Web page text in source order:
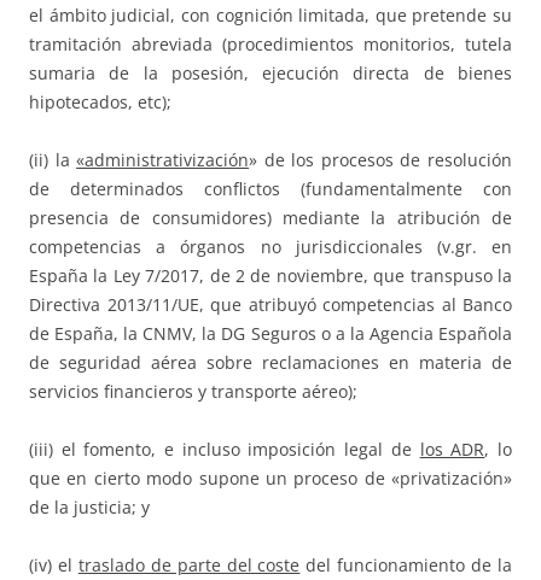
el ámbito judicial, con cognición limitada, que pretende su
tramitación abreviada (procedimientos monitorios, tutela
sumaria de la posesión, ejecución directa de bienes
hipotecados, etc);
(ii) la«administrativización» de los procesos de resolución
de determinados conflictos (fundamentalmente con
presencia de consumidores) mediante la atribución de
competencias a órganos no jurisdiccionales (v.gr. en
España la Ley 7/2017, de 2 de noviembre, que transpuso la
Directiva 2013/11/UE, que atribuyó competencias al Banco
de España, la CNMV, la DG Seguros o a la Agencia Española
de seguridad aérea sobre reclamaciones en materia de
servicios financieros y transporte aéreo);
(iii) el fomento, e incluso imposición legal de los ADR, lo
que en cierto modo supone un proceso de «privatización»
de la justicia; y
(iv) el traslado de parte del coste del funcionamiento de la